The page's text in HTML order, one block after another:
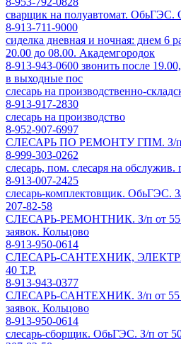
сварщик на полуавтомат. ОбьГЭС.
8-913-711-9000
сиделка дневная и ночная: днем 6
20.00 до 08.00. Академгородок
8-913-943-0600 звонить после 19.00,
в выходные пос
слесарь на производственно-
8-913-917-2830
слесарь на производство
8-952-907-6997
СЛЕСАРЬ ПО РЕМОНТУ ГПМ. З/п
8-999-303-0262
слесарь, пом. слесаря на обслужив.
8-913-007-2425
слесарь-комплектовщик. ОбьГЭС.
207-82-58
СЛЕСАРЬ-РЕМОНТНИК. З/п от 55
заявок. Кольцово
8-913-950-0614
СЛЕСАРЬ-САНТЕХНИК,
40 Т.Р.
8-913-943-0377
СЛЕСАРЬ-САНТЕХНИК. З/п от 55
заявок. Кольцово
8-913-950-0614
слесарь-сборщик. ОбьГЭС. З/п от